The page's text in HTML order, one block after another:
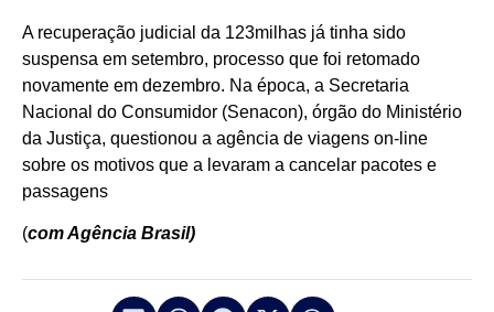
A recuperação judicial da 123milhas já tinha sido
suspensa em setembro, processo que foi retomado
novamente em dezembro. Na época, a Secretaria
Nacional do Consumidor (Senacon), órgão do Ministério
da Justiça, questionou a agência de viagens on-line
sobre os motivos que a levaram a cancelar pacotes e
passagens
(com Agência Brasil)